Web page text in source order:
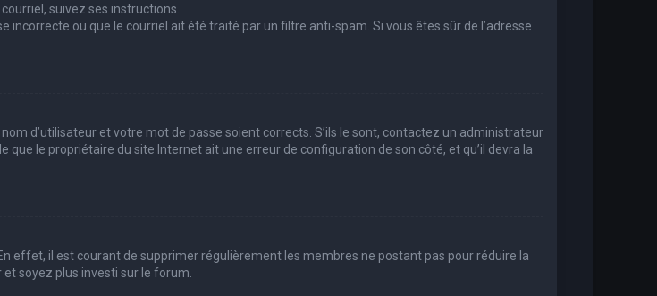
suivez ses instructions.
incorrecte ou que le courriel ait été traité par un filtre anti-spam. Si vous êtes sûr de l’adresse
d’utilisateur et votre mot de passe soient corrects. S’ils le sont, contactez un administrateur
le propriétaire du site Internet ait une erreur de configuration de son côté, et qu’il devra la
effet, il est courant de supprimer régulièrement les membres ne postant pas pour réduire la
soyez plus investi sur le forum.